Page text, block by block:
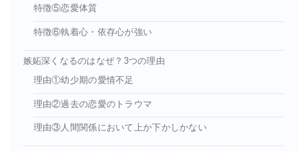
特徴⑤恋愛体質
特徴⑥執着心・依存心が強い
嫉妬深くなるのはなぜ？3つの理由
理由①幼少期の愛情不足
理由②過去の恋愛のトラウマ
理由③人間関係において上か下かしかない